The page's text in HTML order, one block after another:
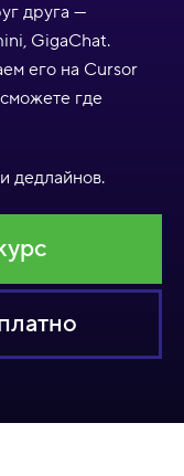
друга —
GigaChat.
его на Cursor
где
дедлайнов.